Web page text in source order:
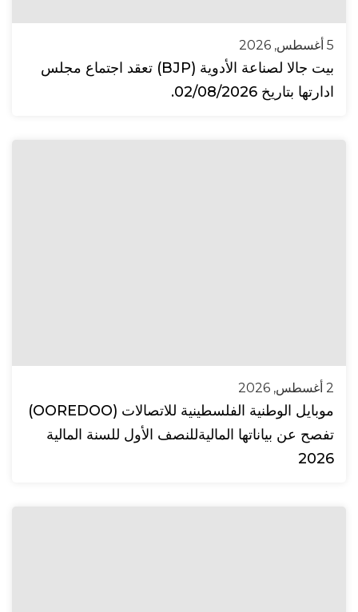
5 أغسطس, 2026
بيت جالا لصناعة الأدوية (BJP) تعقد اجتماع مجلس
ادارتها بتاريخ 02/08/2026.
2 أغسطس, 2026
موبايل الوطنية الفلسطينية للاتصالات (OOREDOO)
تفصح عن بياناتها الماليةللنصف الأول للسنة المالية
2026